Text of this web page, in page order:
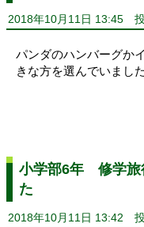
2018年10月11日 13:45
パンダのハンバーグか
きな方を選んでいまし
小学部6年 修学
た
2018年10月11日 13:42